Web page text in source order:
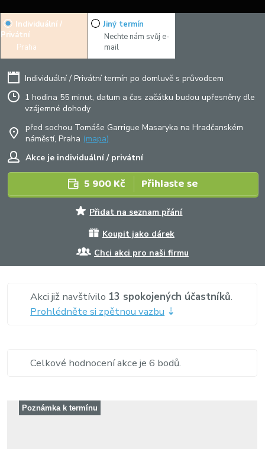
Individuální /
Privátní
Praha
Jiný termín
Nechte nám svůj e-
mail
Individuální / Privátní termín po domluvě s průvodcem
1 hodina 55 minut, datum a čas začátku budou upřesněny dle
vzájemné dohody
před sochou Tomáše Garrigue Masaryka na Hradčanském
náměstí, Praha (mapa)
Akce je individuální / privátní
5 900 Kč Přihlaste se
Přidat na seznam přání
Koupit jako dárek
Chci akci pro naši firmu
Akci již navštívilo 13 spokojených účastníků.
Prohlédněte si zpětnou vazbu ⇣
Celkové hodnocení akce je 6 bodů.
Poznámka k termínu